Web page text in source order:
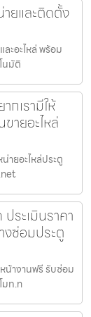
ยและติดตั้ง
ะอะไหล่ พร้อม
นมัติ
กเรามีให้
ายอะไหล่
ายอะไหล่ประตู
ระเมินราคา
งซ่อมประตู
น้างานฟรี รับซ่อม
มท.n